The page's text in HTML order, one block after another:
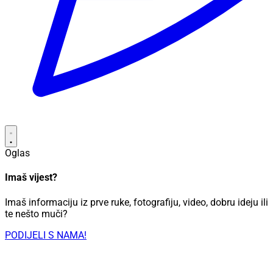
Oglas
Imaš vijest?
Imaš informaciju iz prve ruke, fotografiju, video, dobru ideju ili
te nešto muči?
PODIJELI S NAMA!